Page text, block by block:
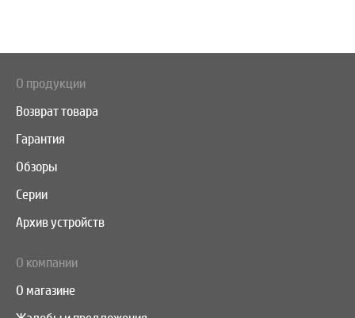
О продукции
Возврат товара
Гарантия
Обзоры
Серии
Архив устройств
О компании
О магазине